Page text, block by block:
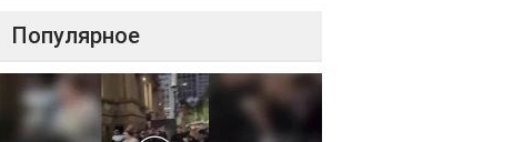
Популярное